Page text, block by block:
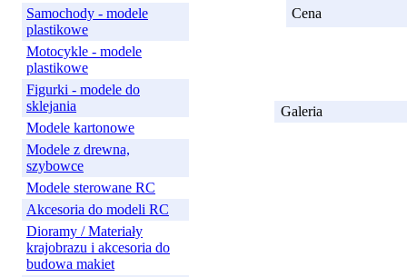
Samochody - modele
plastikowe
Motocykle - modele
plastikowe
Figurki - modele do
sklejania
Modele kartonowe
Modele z drewna,
szybowce
Modele sterowane RC
Akcesoria do modeli RC
Dioramy / Materiały
krajobrazu i akcesoria do
budowa makiet
Cena
Galeria